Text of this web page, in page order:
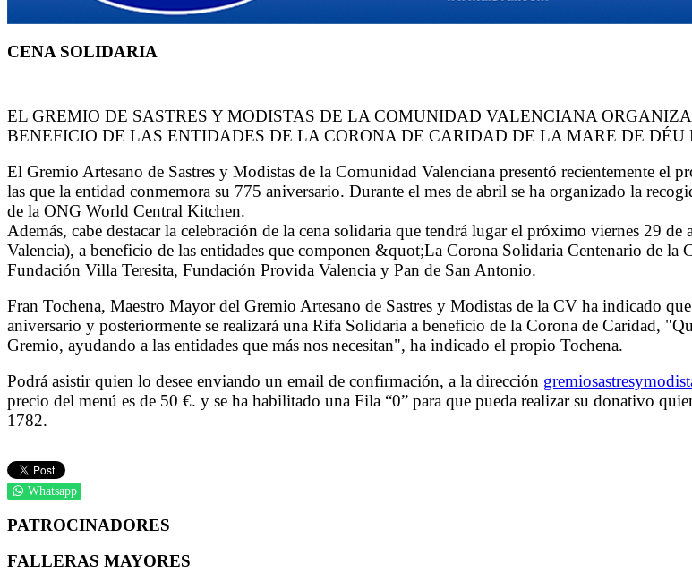
CENA SOLIDARIA
EL GREMIO DE SASTRES Y MODISTAS DE LA COMUNIDAD VALENCIANA
BENEFICIO DE LAS ENTIDADES DE LA CORONA DE CARIDAD DE LA MARE DE DÉU
El Gremio Artesano de Sastres y Modistas de la Comunidad Valenciana presentó recientemente el
las que la entidad conmemora su 775 aniversario. Durante el mes de abril se ha organizado la
de la ONG World Central Kitchen.
Además, cabe destacar la celebración de la cena solidaria que tendrá lugar el próximo viernes 29
Valencia), a beneficio de las entidades que componen &quot;​La Corona Solidaria Centenario de
Fundación Villa Teresita, Fundación Provida Valencia y Pan de San Antonio.
Fran Tochena, Maestro Mayor del Gremio Artesano de Sastres y Modistas de la CV ha indicado
aniversario y posteriormente se realizará una Rifa Solidaria a beneficio de la Corona de Caridad,
Gremio, ayudando a las entidades que más nos necesitan", ha indicado el propio Tochena.
Podrá asistir quien lo desee enviando un email de confirmación, a la dirección
precio del menú es de 50 €. y se ha habilitado una Fila “0” para que pueda realizar su donativo
1782.
Whatsapp
PATROCINADORES
FALLERAS MAYORES